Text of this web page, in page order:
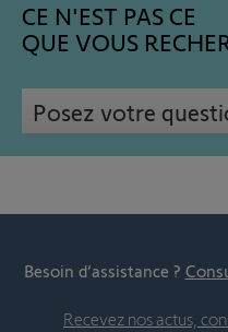
CE N'EST PAS CE
QUE VOUS
Posez votre
Besoin d’assistance ?
Recevez nos actus,